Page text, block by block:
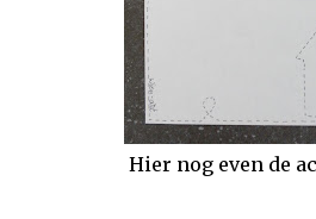
Hier nog even de